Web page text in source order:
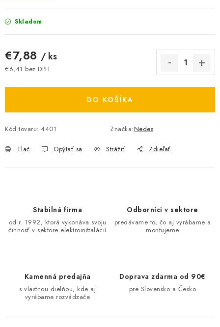
OBCHOD
O NÁS
ČINNOSTI
REFERENCIE
ELEKTROMEROVÉ ROZVÁDZAČE
Obchodné podmienky
Ochrana osobných údajov
Reklamačný poriadok
Kontakt
Skladom
€7,88 / ks
€6,41 bez DPH
DO KOŠÍKA
Kód tovaru: 4401 Značka:Nedes
Tlač Opýtať sa Strážiť Zdieľať
Stabilná firma
od r. 1992, ktorá vykonáva svoju
činnosť v sektore elektroinštalácií
Odborníci v sektore
predávame to, čo aj vyrábame a
montujeme
Kamenná predajňa
s vlastnou dielňou, kde aj
vyrábame rozvádzače
Doprava zdarma od 90€
pre Slovensko a Česko